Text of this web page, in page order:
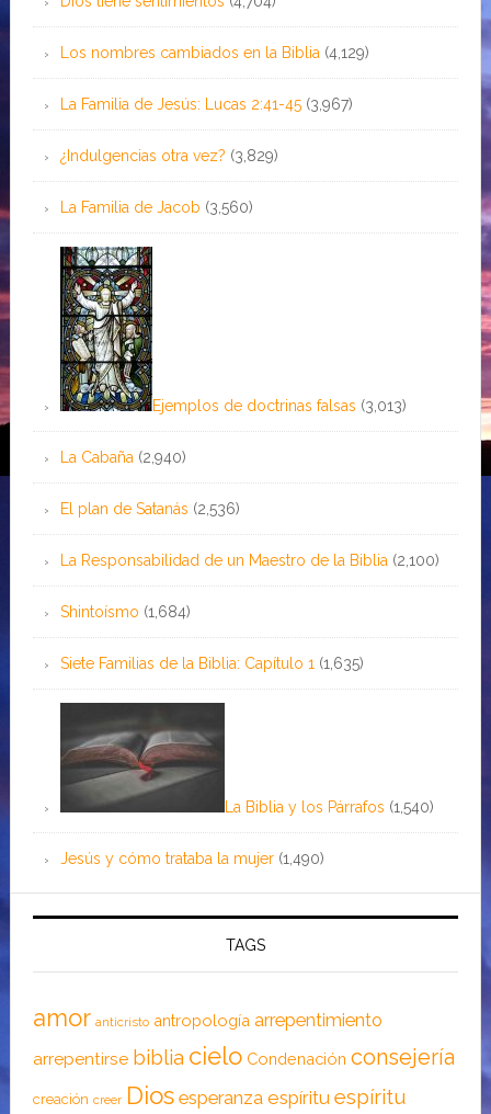
Los nombres cambiados en la Biblia (4,129)
La Familia de Jesús: Lucas 2:41-45 (3,967)
¿Indulgencias otra vez? (3,829)
La Familia de Jacob (3,560)
Ejemplos de doctrinas falsas (3,013)
La Cabaña (2,940)
El plan de Satanás (2,536)
La Responsabilidad de un Maestro de la Biblia (2,100)
Shintoísmo (1,684)
Siete Familias de la Biblia: Capítulo 1 (1,635)
La Biblia y los Párrafos (1,540)
Jesús y cómo trataba la mujer (1,490)
TAGS
amor anticristo antropología arrepentimiento
arrepentirse biblia cielo Condenación consejería
creación creer Dios esperanza espíritu espíritu